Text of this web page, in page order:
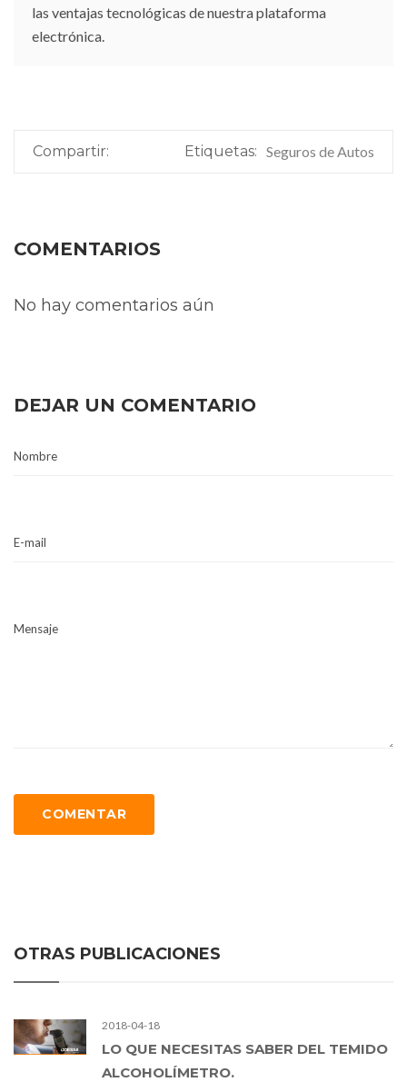
las ventajas tecnológicas de nuestra plataforma
electrónica.
Compartir: Etiquetas: Seguros de Autos
COMENTARIOS
No hay comentarios aún
DEJAR UN COMENTARIO
Nombre
E-mail
Mensaje
COMENTAR
OTRAS PUBLICACIONES
2018-04-18
LO QUE NECESITAS SABER DEL TEMIDO
ALCOHOLÍMETRO.